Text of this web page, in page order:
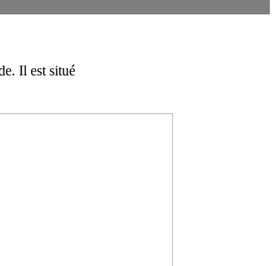
Il est situé